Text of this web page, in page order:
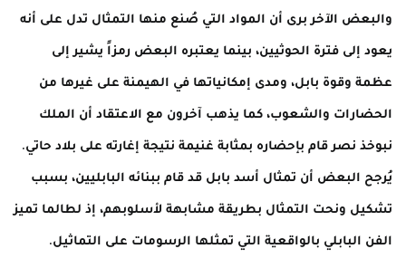
والبعض الآخر برى أن المواد التي صُنع منها التمثال تدل على أنه
يعود إلى فترة الحوثيين، بينما يعتبره البعض رمزاً يشير إلى
عظمة وقوة بابل، ومدى إمكانياتها في الهيمنة على غيرها من
الحضارات والشعوب، كما يذهب آخرون مع الاعتقاد أن الملك
نبوخذ نصر قام بإحضاره بمثابة غنيمة نتيجة إغارته على بلاد حاتي.
يُرجح البعض أن تمثال أسد بابل قد قام ببنائه البابليين، بسبب
تشكيل ونحت التمثال بطريقة مشابهة لأسلوبهم، إذ لطالما تميز
الفن البابلي بالواقعية التي تمثلها الرسومات على التماثيل.